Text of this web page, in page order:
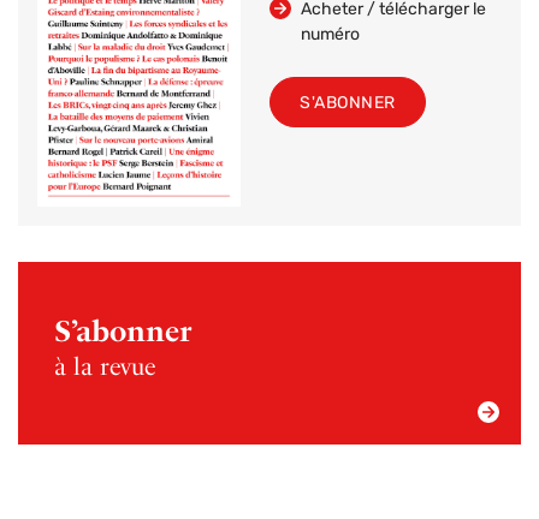
Acheter / télécharger le
numéro
S'ABONNER
S’abonner
à la revue